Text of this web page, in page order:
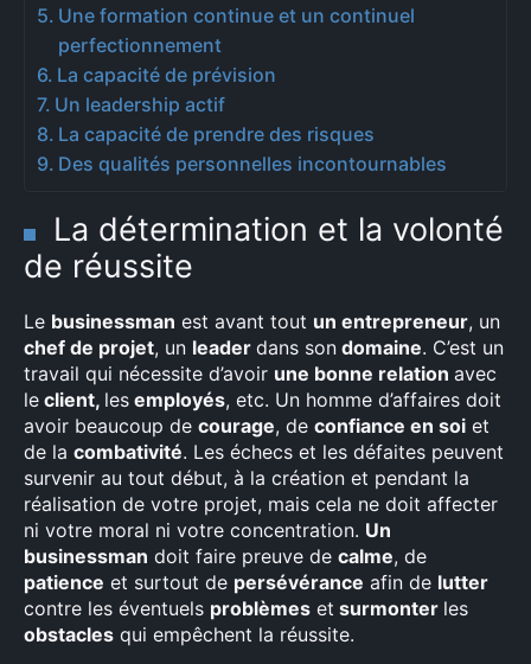
Une formation continue et un continuel
perfectionnement
La capacité de prévision
Un leadership actif
La capacité de prendre des risques
Des qualités personnelles incontournables
La détermination et la volonté
de réussite
Le businessman est avant tout un entrepreneur, un
chef de projet, un leader dans son domaine. C’est un
travail qui nécessite d’avoir une bonne relation avec
le client, les employés, etc. Un homme d’affaires doit
avoir beaucoup de courage, de confiance en soi et
de la combativité. Les échecs et les défaites peuvent
survenir au tout début, à la création et pendant la
réalisation de votre projet, mais cela ne doit affecter
ni votre moral ni votre concentration. Un
businessman doit faire preuve de calme, de
patience et surtout de persévérance afin de lutter
contre les éventuels problèmes et surmonter les
obstacles qui empêchent la réussite.